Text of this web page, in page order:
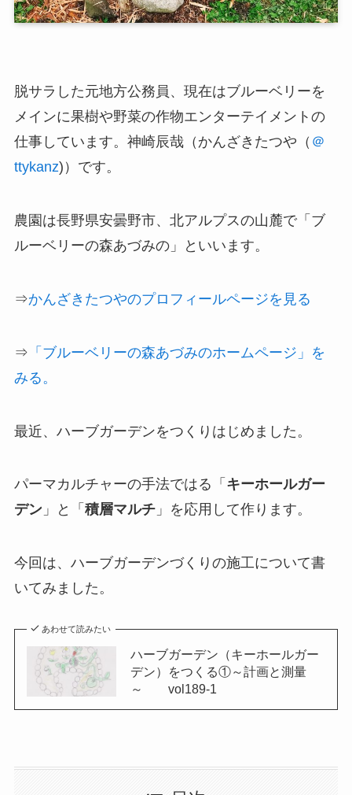
脱サラした元地方公務員、現在はブルーベリーを
メインに果樹や野菜の作物エンターテイメントの
仕事しています。神崎辰哉（かんざきたつや（ ＠
ttykanz)）です。
農園は長野県安曇野市、北アルプスの山麓で「ブ
ルーベリーの森あづみの」といいます。
⇒かんざきたつやのプロフィールページを見る
⇒ 「ブルーベリーの森あづみのホームページ」を
みる。
最近、ハーブガーデンをつくりはじめました。
パーマカルチャーの手法ではる「 キーホールガー
デン」と「 積層マルチ」を応用して作ります。
今回は、ハーブガーデンづくりの施工について書
いてみました。
あわせて読みたい
ハーブガーデン（キーホールガー
デン）をつくる①～計画と測量
～ vol189-1